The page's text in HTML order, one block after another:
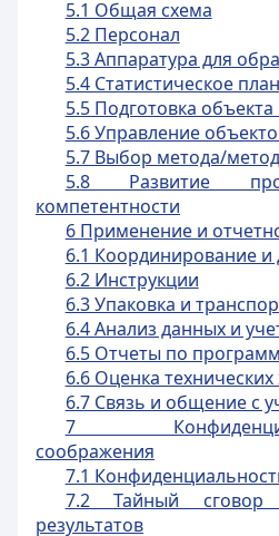
5.1 Общая схема
5.2 Персонал
5.3 Аппаратура для
5.4 Статистическое
5.5 Подготовка
5.6 Управление
5.7 Выбор метода/
5.8 Развитие
компетентности
6 Применение и
6.1 Координирование
6.2 Инструкции
6.3 Упаковка и
6.4 Анализ данных и
6.5 Отчеты по
6.6 Оценка технических
6.7 Связь и общение с
7
соображения
7.1
7.2 Тайный сговор
результатов